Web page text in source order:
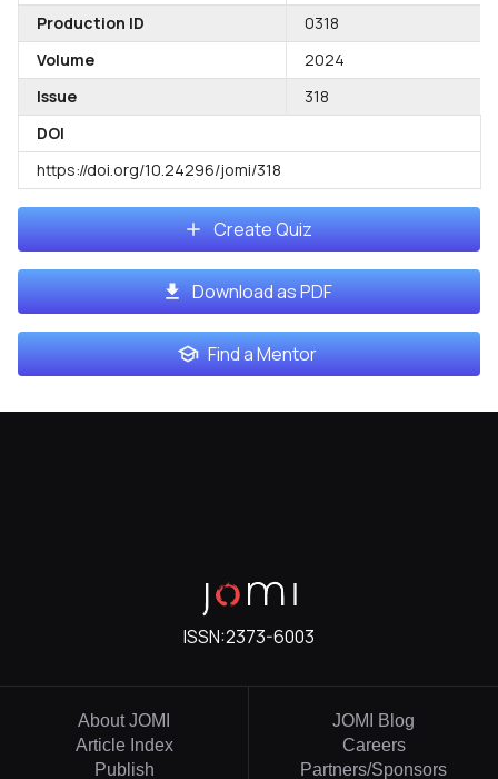
Production ID
0318
Volume
2024
Issue
318
DOI
https://doi.org/10.24296/jomi/318
Create Quiz
Download as PDF
Find a Mentor
ISSN:2373-6003
About JOMI
Article Index
Publish
JOMI Blog
Careers
Partners/Sponsors